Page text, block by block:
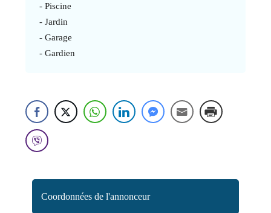
- Piscine
- Jardin
- Garage
- Gardien
Coordonnées de l'annonceur